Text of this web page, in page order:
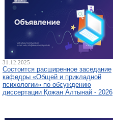
31.12.2025
Состоится расширенное заседание
кафедры «Общей и прикладной
психологии» по обсуждению
диссертации Қожан Алтынай - 2026